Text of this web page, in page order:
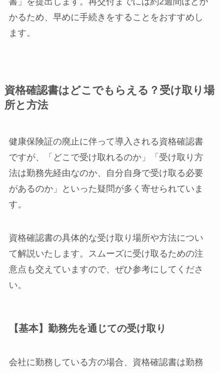
かるため、早めに手続きをすることをおすすめし
ます。
資格確認書はどこでもらえる？受け取り場
所と方法
健康保険証の廃止に伴って導入される資格確認書
ですが、「どこで受け取れるのか」「受け取り方
法は勤務先経由なのか、自分自身で受け取る必要
があるのか」といった疑問が多く寄せられていま
す。
資格確認書の具体的な受け取り場所や方法につい
て解説いたします。スムーズに受け取るための注
意点も交えていますので、ぜひ参考にしてくださ
い。
【基本】勤務先を通じての受け取り
会社に勤務している方の場合、資格確認書は勤務